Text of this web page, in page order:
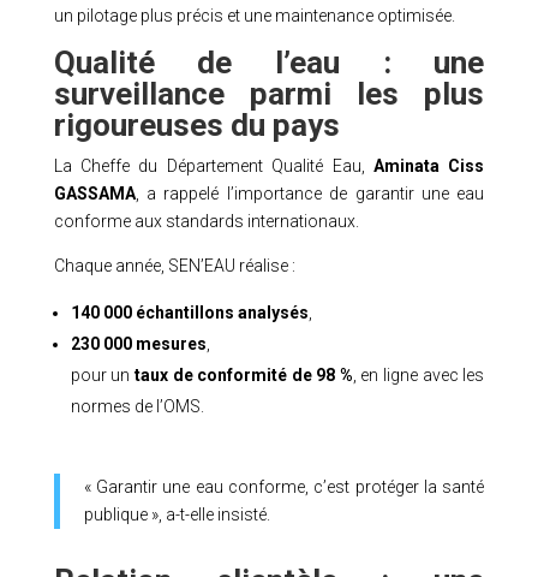
un pilotage plus précis et une maintenance optimisée.
Qualité de l’eau : une
surveillance parmi les plus
rigoureuses du pays
La Cheffe du Département Qualité Eau, Aminata Ciss
GASSAMA, a rappelé l’importance de garantir une eau
conforme aux standards internationaux.
Chaque année, SEN’EAU réalise :
140 000 échantillons analysés
230 000 mesures
pour un taux de conformité de 98 % , en ligne avec les
normes de l’OMS.
« Garantir une eau conforme, c’est protéger la santé
publique », a-t-elle insisté.